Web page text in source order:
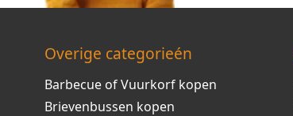
Overige categorieén
Barbecue of Vuurkorf kopen
Brievenbussen kopen